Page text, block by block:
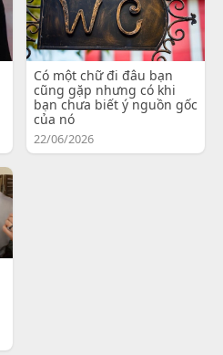
Có một chữ đi đâu bạn
cũng gặp nhưng có khi
bạn chưa biết ý nguồn gốc
của nó
22/06/2026